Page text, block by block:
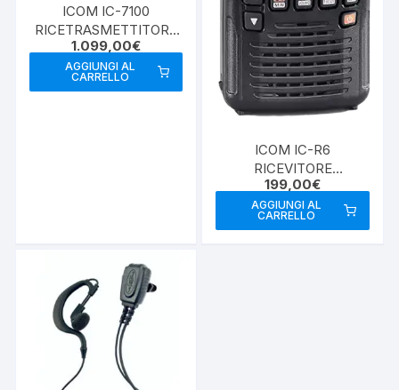
ICOM IC-7100
RICETRASMETTITORE
DIGITALE ALL MODE
HF/VHF/UHF
1.099,00€
AGGIUNGI AL
CARRELLO
ICOM IC-R6
RICEVITORE
PORTATILE LARGO
SPETTRO
199,00€
AGGIUNGI AL
CARRELLO